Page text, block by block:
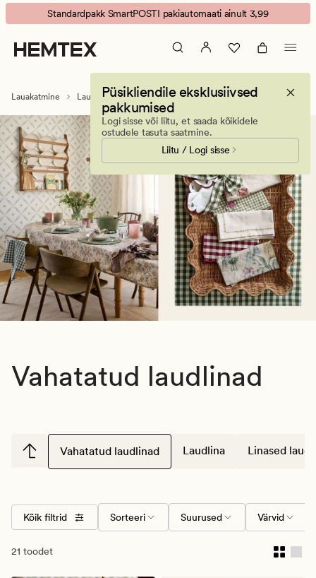
Vahatatud
laudlinad
Hemtex
Animated
banner.
Press
ESCAPE
pause.
Standardpakk SmartPOSTI pakiautomaati ainult 3,99
Püsikliendile eksklusiivsed
pakkumised
Logi sisse või liitu, et saada kõikidele
ostudele tasuta saatmine.
Liitu / Logi sisse
Lauakatmine Laudlinad Vahatatud laudlinad
Vahatatud laudlinad
Vahatatud laudlinad Laudlina Linased
Kõik filtrid Sorteeri Suurused Värvid
21 toodet